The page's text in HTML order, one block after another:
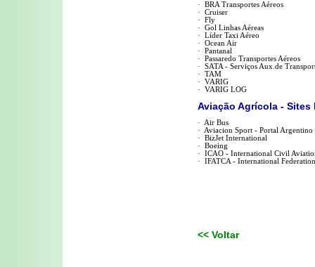
·
BRA Transportes Aéreos
·
Cruiser
·
Fly
·
Gol Linhas Aéreas
·
Líder Taxi Aéreo
·
Ocean Air
·
Pantanal
·
Passaredo Transportes Aéreos
·
SATA - Serviços Aux.de
·
TAM
·
VARIG
·
VARIG LOG
Aviação Agrícola -
·
Air Bus
·
Aviacion Sport - Portal Argentino
·
BizJet International
·
Boeing
·
ICAO - International Civil
·
IFATCA - International
<< Voltar